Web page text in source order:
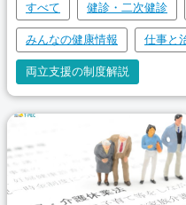
すべて 健診・二次健診
みんなの健康情報 仕事と
両立支援の制度解説